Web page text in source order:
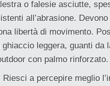
o falesie asciutte,
all’abrasione.
libertà di movimento.
leggera, guanti da
con palmo rinforzato.
a percepire meglio